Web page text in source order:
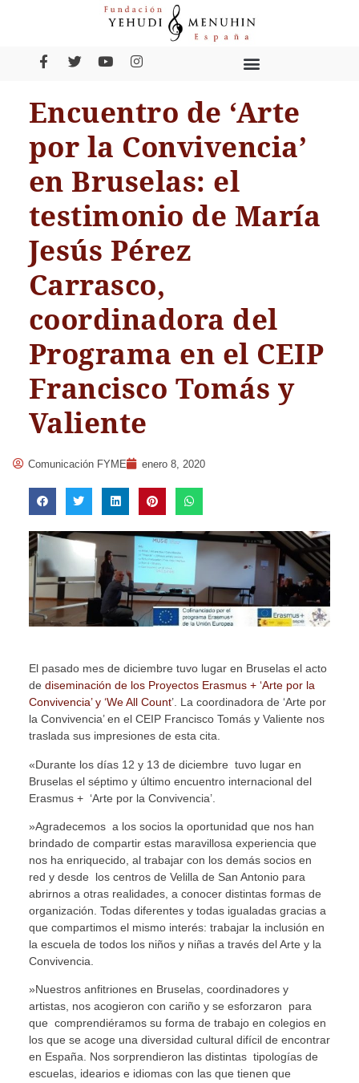
Encuentro de ‘Arte
por la Convivencia’
en Bruselas: el
testimonio de María
Jesús Pérez
Carrasco,
coordinadora del
Programa en el CEIP
Francisco Tomás y
Valiente
Comunicación FYME enero 8, 2020
El pasado mes de diciembre tuvo lugar en Bruselas el acto
de diseminación de los Proyectos Erasmus + ‘Arte por la
Convivencia’ y ‘We All Count’. La coordinadora de ‘Arte por
la Convivencia’ en el CEIP Francisco Tomás y Valiente nos
traslada sus impresiones de esta cita.
«Durante los días 12 y 13 de diciembre tuvo lugar en
Bruselas el séptimo y último encuentro internacional del
Erasmus + ‘Arte por la Convivencia’.
»Agradecemos a los socios la oportunidad que nos han
brindado de compartir estas maravillosa experiencia que
nos ha enriquecido, al trabajar con los demás socios en
red y desde los centros de Velilla de San Antonio para
abrirnos a otras realidades, a conocer distintas formas de
organización. Todas diferentes y todas igualadas gracias a
que compartimos el mismo interés: trabajar la inclusión en
la escuela de todos los niños y niñas a través del Arte y la
Convivencia.
»Nuestros anfitriones en Bruselas, coordinadores y
artistas, nos acogieron con cariño y se esforzaron para
que comprendiéramos su forma de trabajo en colegios en
los que se acoge una diversidad cultural difícil de encontrar
en España. Nos sorprendieron las distintas tipologías de
escuelas, idearios e idiomas con las que tienen que